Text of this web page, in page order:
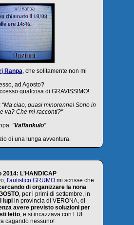
Ranpa, che solitamente non mi
ad Agosto?
qualcosa di GRAVISSIMO!
"Ma ciao, quasi minorenne! Sono in
va? Che mi racconti?"
"Vaffankulo".
di una lunga avventura.
2014: L'HANDICAP
l'autistico GRUMO mi scrisse che
di organizzare la nona
, per i primi di settembre, in
lupi in provincia di VERONA, di
avere previsto soluzioni per
letto, e si incazzava con LUI
cagando nessuno!